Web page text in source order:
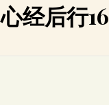
心经后行16